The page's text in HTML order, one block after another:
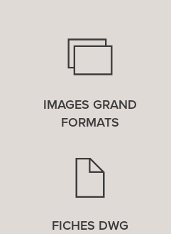
IMAGES GRAND
FORMATS
FICHES DWG